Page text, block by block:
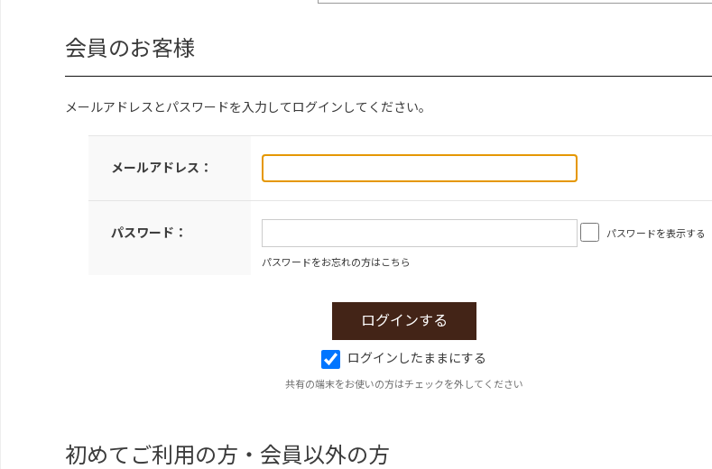
会員のお客様
メールアドレスとパスワードを入力してログインしてください。
メールアドレス：
パスワード： パスワードを表示する
パスワードをお忘れの方はこちら
ログインしたままにする
共有の端末をお使いの方はチェックを外してください
初めてご利用の方・会員以外の方